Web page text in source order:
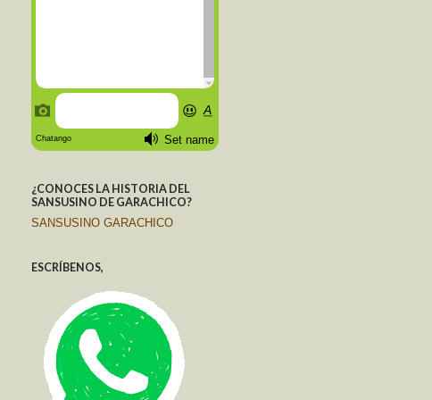
¿CONOCES LA HISTORIA DEL
SANSUSINO DE GARACHICO?
SANSUSINO GARACHICO
ESCRÍBENOS,